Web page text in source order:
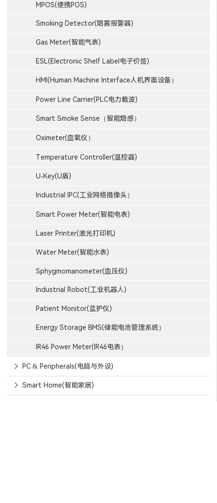
MPOS(便携POS)
Smoking Detector(烟雾报警器)
Gas Meter(智能气表)
ESL(Electronic Shelf Label电子价签)
HMI(Human Machine Interface人机界面设备）
Power Line Carrier(PLC电力载波)
Smart Smoke Sense（智能烟感）
Oximeter(血氧仪）
Temperature Controller(温控器)
U-Key(U盾)
Industrial IPC(工业网络摄像头）
Smart Power Meter(智能电表)
Laser Printer(激光打印机)
Water Meter(智能水表)
Sphygmomanometer(血压仪)
Industrial Robot(工业机器人)
Patient Monitor(监护仪)
Energy Storage BMS(储能电池管理系统）
IR46 Power Meter(IR46电表）
PC & Peripherals(电脑与外设)
Smart Home(智能家居)